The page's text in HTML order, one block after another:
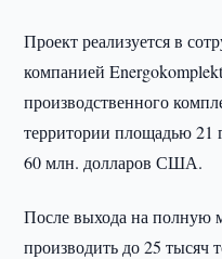
Проект реализуется в
компанией
производственного
территории площадью 21
60 млн. долларов США.
После выхода на полную
производить до 25 тысяч